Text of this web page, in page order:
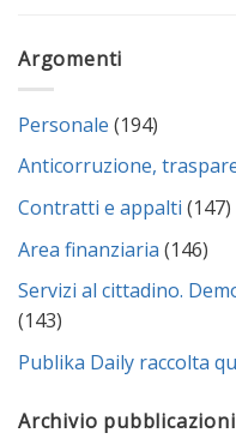
Argomenti
Personale (194)
Anticorruzione,
Contratti e appalti (147)
Area finanziaria (146)
Servizi al cittadino.
(143)
Publika Daily raccolta
Archivio pubblicazioni